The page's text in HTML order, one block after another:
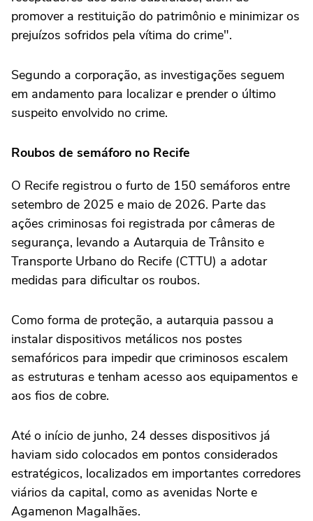
promover a restituição do patrimônio e minimizar os
prejuízos sofridos pela vítima do crime".
Segundo a corporação, as investigações seguem
em andamento para localizar e prender o último
suspeito envolvido no crime.
Roubos de semáforo no Recife
O Recife registrou o furto de 150 semáforos entre
setembro de 2025 e maio de 2026. Parte das
ações criminosas foi registrada por câmeras de
segurança, levando a Autarquia de Trânsito e
Transporte Urbano do Recife (CTTU) a adotar
medidas para dificultar os roubos.
Como forma de proteção, a autarquia passou a
instalar dispositivos metálicos nos postes
semafóricos para impedir que criminosos escalem
as estruturas e tenham acesso aos equipamentos e
aos fios de cobre.
Até o início de junho, 24 desses dispositivos já
haviam sido colocados em pontos considerados
estratégicos, localizados em importantes corredores
viários da capital, como as avenidas Norte e
Agamenon Magalhães.